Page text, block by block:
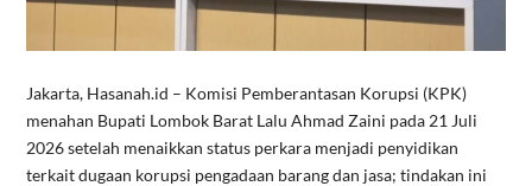
Jakarta, Hasanah.id – Komisi Pemberantasan Korupsi (KPK)
menahan Bupati Lombok Barat Lalu Ahmad Zaini pada 21 Juli
2026 setelah menaikkan status perkara menjadi penyidikan
terkait dugaan korupsi pengadaan barang dan jasa; tindakan ini